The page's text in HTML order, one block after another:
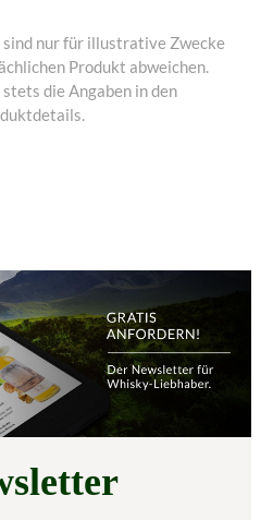
nur für illustrative Zwecke
Produkt abweichen.
die Angaben in den